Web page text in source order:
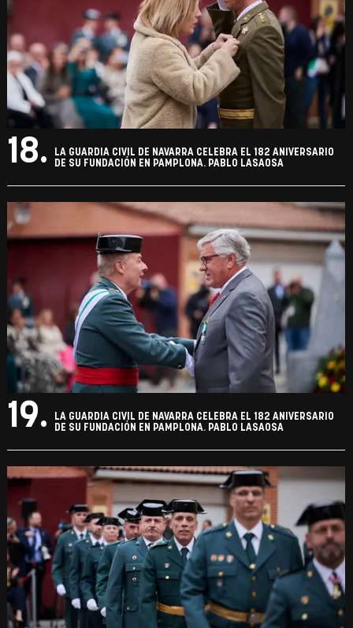
18.
LA GUARDIA CIVIL DE NAVARRA CELEBRA EL 182 ANIVERSARIO
DE SU FUNDACIÓN EN PAMPLONA. PABLO LASAOSA
19.
LA GUARDIA CIVIL DE NAVARRA CELEBRA EL 182 ANIVERSARIO
DE SU FUNDACIÓN EN PAMPLONA. PABLO LASAOSA